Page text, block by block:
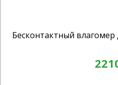
Бесконтактный влагомер